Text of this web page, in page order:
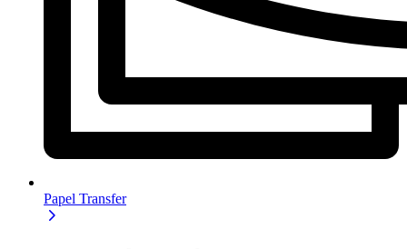
Papel Transfer